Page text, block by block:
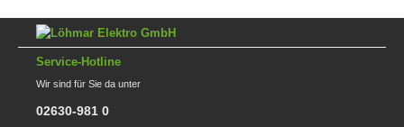
Service-Hotline
Wir sind für Sie da unter
02630-981 0